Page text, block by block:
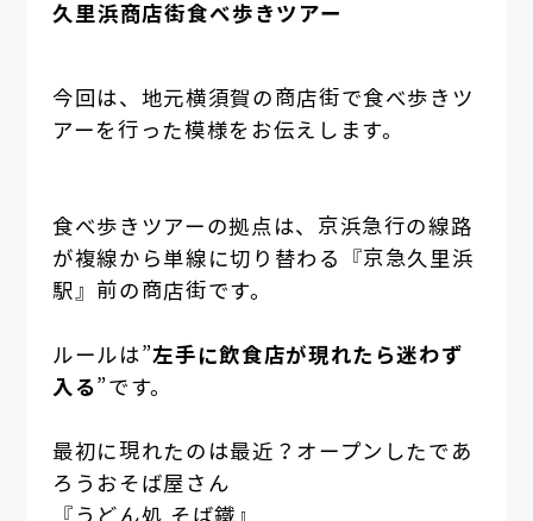
久里浜商店街食べ歩きツアー
今回は、地元横須賀の商店街で食べ歩きツ
アーを行った模様をお伝えします。
食べ歩きツアーの拠点は、京浜急行の線路
が複線から単線に切り替わる『京急久里浜
駅』前の商店街です。
ルールは”左手に飲食店が現れたら迷わず
入る”です。
最初に現れたのは最近？オープンしたであ
ろうおそば屋さん
『うどん処 そば鐵』